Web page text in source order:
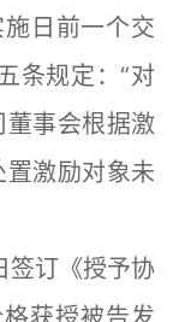
日前一个交
条规定：“对
事会根据激
激励对象未
订《授予协